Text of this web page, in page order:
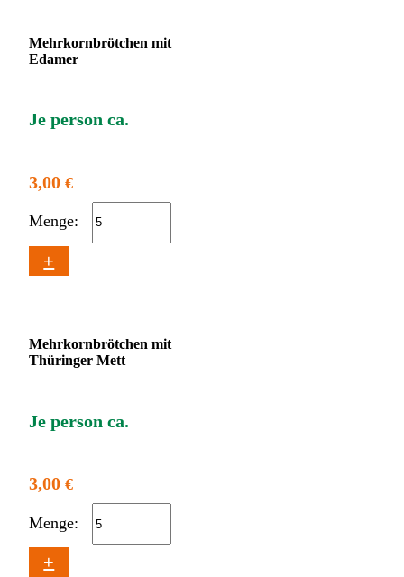
Mehrkornbrötchen mit
Edamer
Je person ca.
3,00€
Menge:
+
Mehrkornbrötchen mit
Thüringer Mett
Je person ca.
3,00€
Menge:
+